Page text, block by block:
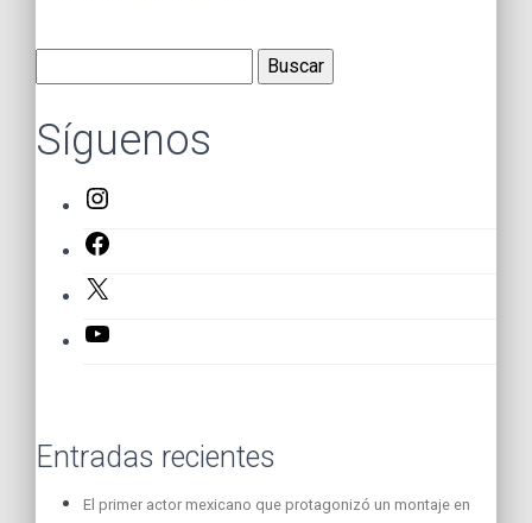
Buscar:
Síguenos
Entradas recientes
El primer actor mexicano que protagonizó un montaje en